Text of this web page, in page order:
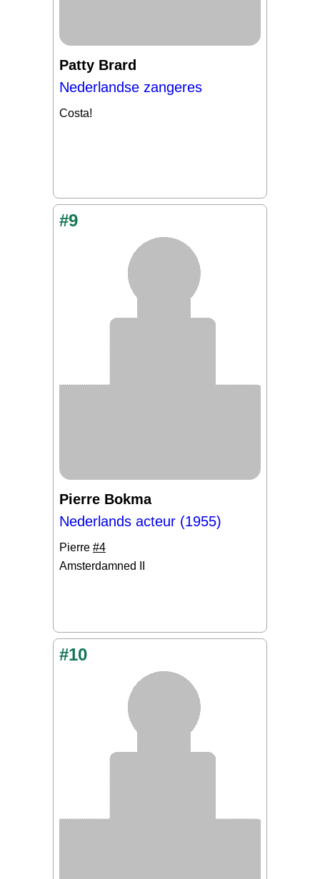
Patty Brard
Nederlandse zangeres
Costa!
#9
Pierre Bokma
Nederlands acteur (1955)
Pierre #4
Amsterdamned II
#10